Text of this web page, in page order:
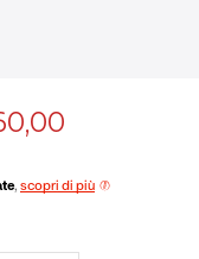
, scopri di più